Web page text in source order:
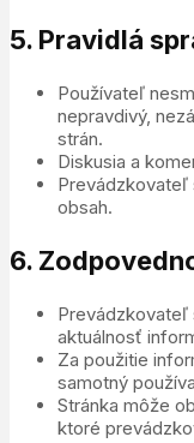
5. Pravidlá
Používateľ
nepravdivý,
strán.
Diskusia a
Prevádzkovateľ
obsah.
6.
Prevádzkovateľ
aktuálnosť
Za použitie
samotný
Stránka môže
ktoré